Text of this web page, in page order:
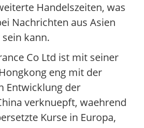
Handelszeiten, was
Nachrichten aus Asien
kann.
Co Ltd ist mit seiner
eng mit der
Entwicklung der
verknuepft, waehrend
Kurse in Europa,